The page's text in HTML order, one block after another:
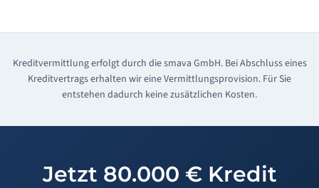
Kreditvermittlung erfolgt durch die smava GmbH. Bei Abschluss eines
Kreditvertrags erhalten wir eine Vermittlungsprovision. Für Sie
entstehen dadurch keine zusätzlichen Kosten.
Jetzt 80.000 € Kredit